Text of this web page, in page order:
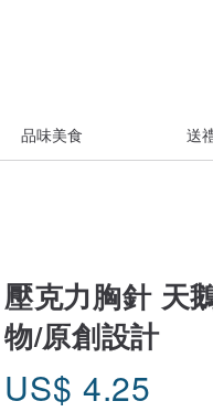
品味美食 送
壓克力胸針 天
物/原創設計
US$ 4.25